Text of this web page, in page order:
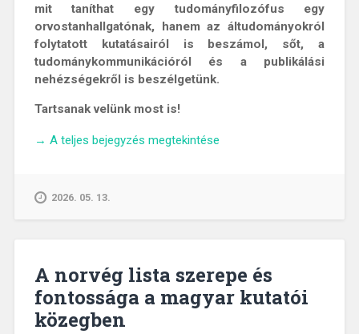
mit taníthat egy tudományfilozófus egy
orvostanhallgatónak, hanem az áltudományokról
folytatott kutatásairól is beszámol, sőt, a
tudománykommunikációról és a publikálási
nehézségekről is beszélgetünk.
Tartsanak velünk most is!
„„Köszönöm
maga
Ádám
tudományfilozófussal”
→ A teljes bejegyzés megtekintése
2026. 05. 13.
A norvég lista szerepe és
fontossága a magyar kutatói
közegben